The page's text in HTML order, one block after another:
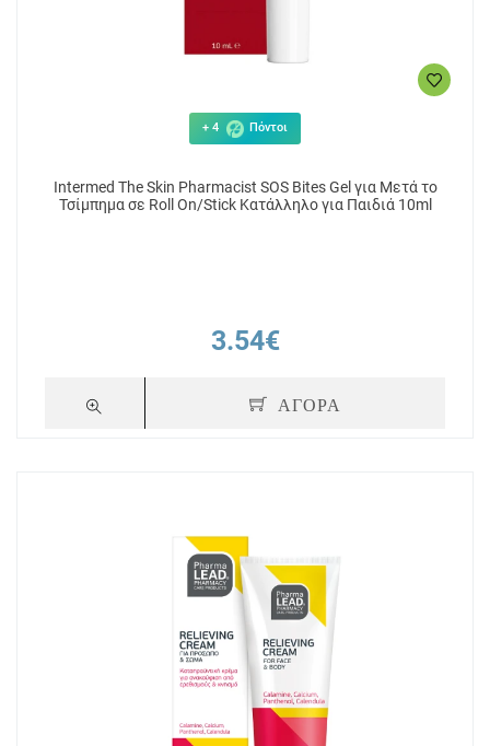
+ 4 Πόντοι
Intermed The Skin Pharmacist SOS Bites Gel για Μετά το
Τσίμπημα σε Roll On/Stick Κατάλληλο για Παιδιά 10ml
3.54€
ΑΓΟΡΑ